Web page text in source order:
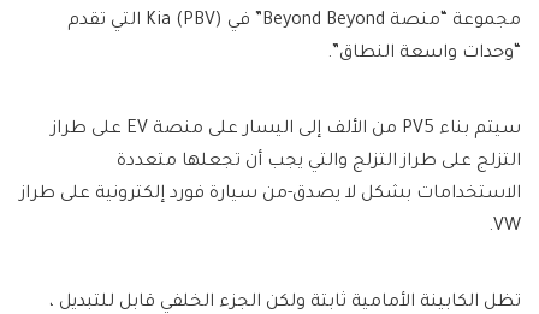
مجموعة “منصة Beyond Beyond” في Kia (PBV) التي تقدم
“وحدات واسعة النطاق”.
سيتم بناء PV5 من الألف إلى اليسار على منصة EV على طراز
التزلج على طراز التزلج والتي يجب أن تجعلها متعددة
الاستخدامات بشكل لا يصدق-من سيارة فورد إلكترونية على طراز
VW.
تظل الكابينة الأمامية ثابتة ولكن الجزء الخلفي قابل للتبديل ،